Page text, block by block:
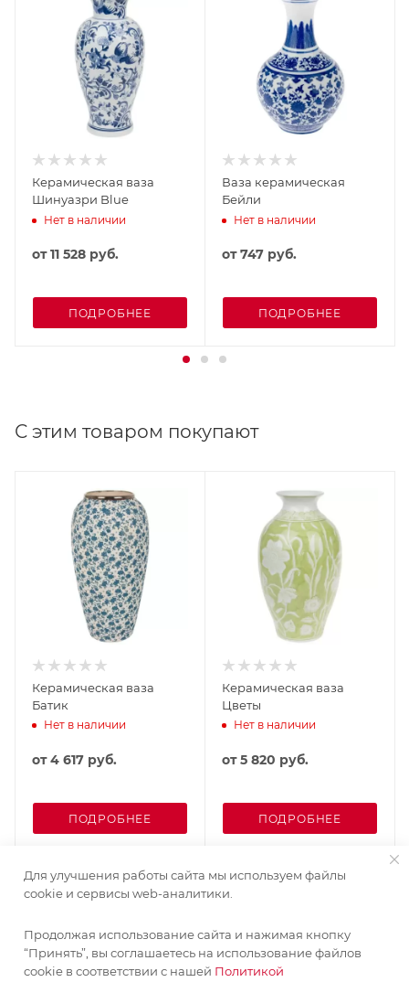
Керамическая ваза
Шинуазри Blue
Нет в наличии
от11 528 руб.
ПОДРОБНЕЕ
Ваза керамическая
Бейли
Нет в наличии
от747 руб.
ПОДРОБНЕЕ
С этим товаром покупают
Керамическая ваза
Батик
Нет в наличии
от4 617 руб.
ПОДРОБНЕЕ
Керамическая ваза
Цветы
Нет в наличии
от5 820 руб.
ПОДРОБНЕЕ
Для улучшения работы сайта мы используем файлы
cookie и сервисы web-аналитики.
Продолжая использование сайта и нажимая кнопку
“Принять”, вы соглашаетесь на использование файлов
cookie в соответствии с нашей Политикой